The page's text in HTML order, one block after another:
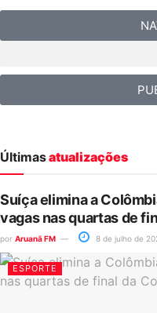
Últimasatualizações
Suíça elimina a
vagas nas quartas de
por Aruanã FM 8 de julho de
ESPORTE